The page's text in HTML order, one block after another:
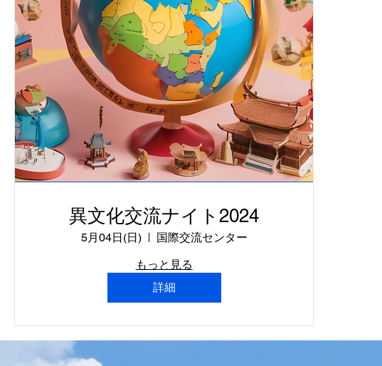
異文化交流ナイト2024
5月04日(日)
国際交流センター
もっと見る
詳細